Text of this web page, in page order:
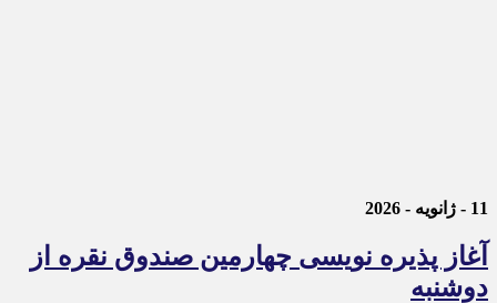
11 - ژانویه - 2026
آغاز پذیره نویسی چهارمین صندوق نقره از
دوشنبه